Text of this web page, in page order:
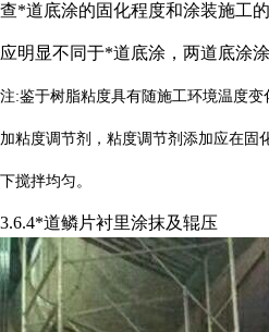
查*道底涂的固化程度和涂装施工
应明显不同于*道底涂，两道底涂
注:鉴于树脂粘度具有随施工环境温度
加粘度调节剂，粘度调节剂添加应在固
下搅拌均匀。
3.6.4*道鳞片衬里涂抹及辊压